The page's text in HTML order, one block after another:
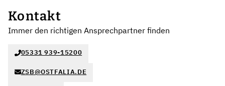
Kontakt
Immer den richtigen Ansprechpartner finden
05331 939-15200
ZSB@OSTFALIA.DE